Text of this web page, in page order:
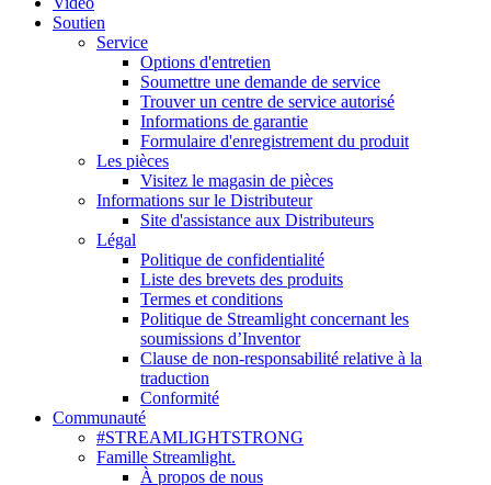
Soutien
Service
Options d'entretien
Soumettre une demande de service
Trouver un centre de service autorisé
Informations de garantie
Formulaire d'enregistrement du produit
Les pièces
Visitez le magasin de pièces
Informations sur le Distributeur
Site d'assistance aux Distributeurs
Légal
Politique de confidentialité
Liste des brevets des produits
Termes et conditions
Politique de Streamlight concernant les
soumissions d’Inventor
Clause de non-responsabilité relative à la
traduction
Conformité
Communauté
#STREAMLIGHTSTRONG
Famille Streamlight.
À propos de nous